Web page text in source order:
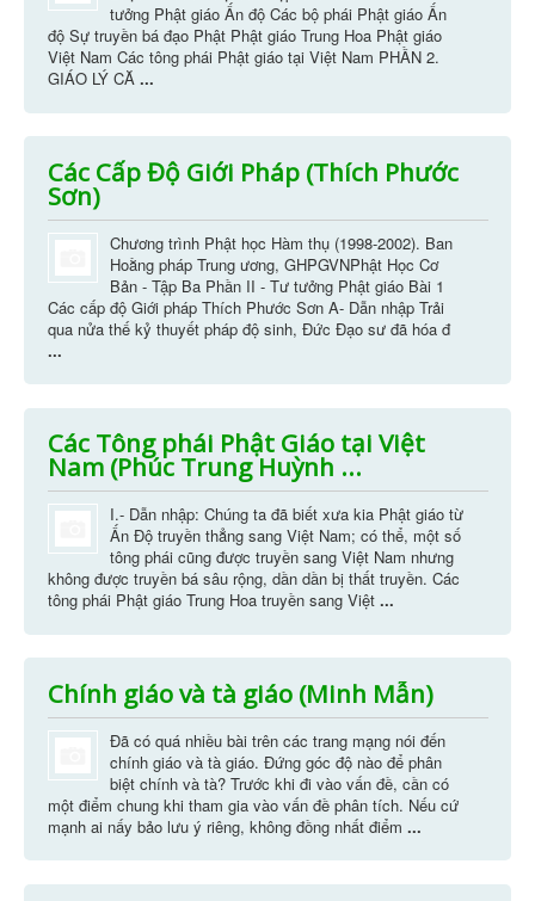
tưởng Phật giáo Ấn độ Các bộ phái Phật giáo Ấn
độ Sự truyền bá đạo Phật Phật giáo Trung Hoa Phật giáo
Việt Nam Các tông phái Phật giáo tại Việt Nam PHẦN 2.
GIÁO LÝ CĂ ...
Các Cấp Độ Giới Pháp (Thích Phước
Sơn)
Chương trình Phật học Hàm thụ (1998-2002). Ban
Hoằng pháp Trung ương, GHPGVNPhật Học Cơ
Bản - Tập Ba Phần II - Tư tưởng Phật giáo Bài 1
Các cấp độ Giới pháp Thích Phước Sơn A- Dẫn nhập Trải
qua nửa thế kỷ thuyết pháp độ sinh, Ðức Ðạo sư đã hóa đ
...
Các Tông phái Phật Giáo tại Việt
Nam (Phúc Trung Huỳnh ...
I.- Dẫn nhập: Chúng ta đã biết xưa kia Phật giáo từ
Ấn Độ truyền thẳng sang Việt Nam; có thể, một số
tông phái cũng được truyền sang Việt Nam nhưng
không được truyền bá sâu rộng, dần dần bị thất truyền. Các
tông phái Phật giáo Trung Hoa truyền sang Việt ...
Chính giáo và tà giáo (Minh Mẫn)
Đã có quá nhiều bài trên các trang mạng nói đến
chính giáo và tà giáo. Đứng góc độ nào để phân
biệt chính và tà? Trước khi đi vào vấn đề, cần có
một điểm chung khi tham gia vào vấn đề phân tích. Nếu cứ
mạnh ai nấy bảo lưu ý riêng, không đồng nhất điểm ...